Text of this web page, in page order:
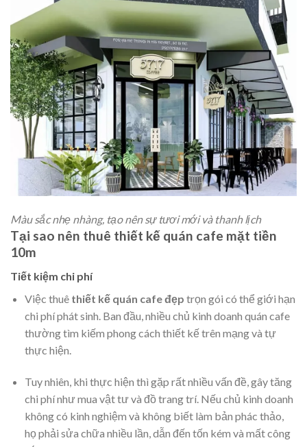
Màu sắc nhẹ nhàng, tạo nên sự tươi mới và thanh lịch
Tại sao nên thuê thiết kế quán cafe mặt tiền
10m
Tiết kiệm chi phí
Việc thuê thiết kế quán cafe đẹp trọn gói có thể giới hạn
chi phí phát sinh. Ban đầu, nhiều chủ kinh doanh quán cafe
thường tìm kiếm phong cách thiết kế trên mạng và tự
thực hiện.
Tuy nhiên, khi thực hiện thì gặp rất nhiều vấn đề, gây tăng
chi phí như mua vật tư và đồ trang trí. Nếu chủ kinh doanh
không có kinh nghiệm và không biết làm bản phác thảo,
họ phải sửa chữa nhiều lần, dẫn đến tốn kém và mất công